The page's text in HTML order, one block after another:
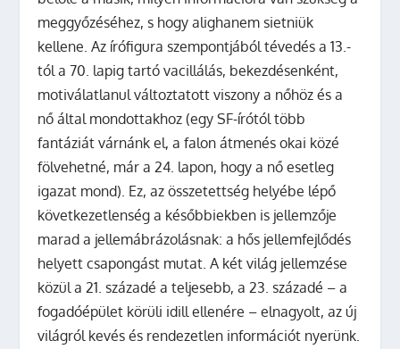
meggyőzéséhez, s hogy alighanem sietniük
kellene. Az írófigura szempontjából tévedés a 13.-
tól a 70. lapig tartó vacillálás, bekezdésenként,
motiválatlanul változtatott viszony a nőhöz és a
nő által mondottakhoz (egy SF-írótól több
fantáziát várnánk el, a falon átmenés okai közé
fölvehetné, már a 24. lapon, hogy a nő esetleg
igazat mond). Ez, az összetettség helyébe lépő
következetlenség a későbbiekben is jellemzője
marad a jellemábrázolásnak: a hős jellemfejlődés
helyett csapongást mutat. A két világ jellemzése
közül a 21. századé a teljesebb, a 23. századé – a
fogadóépület körüli idill ellenére – elnagyolt, az új
világról kevés és rendezetlen információt nyerünk.